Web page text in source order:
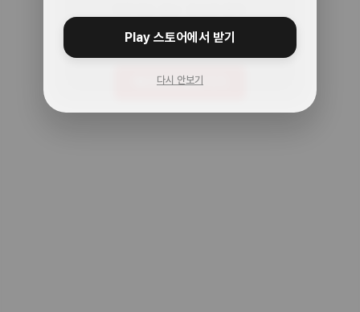
주소를 다시 확인해봐!
메인으로 돌아가기
Play 스토어에서 받기
다시 안보기